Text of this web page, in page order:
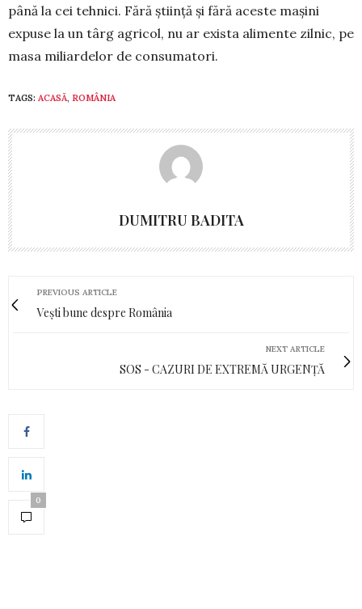
până la cei tehnici. Fără știință și fără aceste mașini
expuse la un târg agricol, nu ar exista alimente zilnic, pe
masa miliardelor de consumatori.
TAGS: ACASĂ, ROMÂNIA
DUMITRU BADITA
PREVIOUS ARTICLE
Vești bune despre România
NEXT ARTICLE
SOS - CAZURI DE EXTREMĂ URGENȚĂ
0